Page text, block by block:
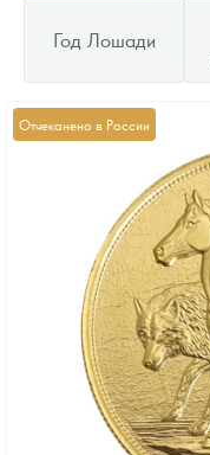
Год Лошади
Отчеканено в России